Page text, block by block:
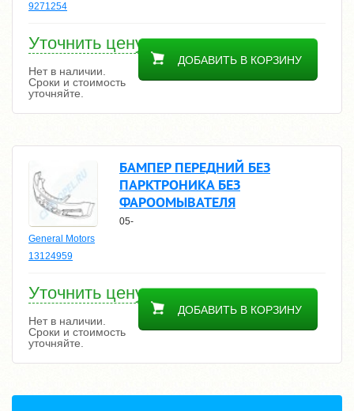
9271254
Уточнить цену
ДОБАВИТЬ В КОРЗИНУ
Нет в наличии.
Сроки и стоимость
уточняйте.
БАМПЕР ПЕРЕДНИЙ БЕЗ
ПАРКТРОНИКА БЕЗ
ФАРООМЫВАТЕЛЯ
05-
General Motors
13124959
Уточнить цену
ДОБАВИТЬ В КОРЗИНУ
Нет в наличии.
Сроки и стоимость
уточняйте.